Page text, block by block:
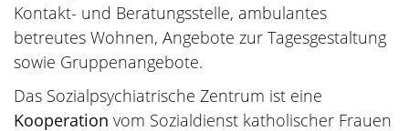
Kontakt- und Beratungsstelle, ambulantes
betreutes Wohnen, Angebote zur Tagesgestaltung
sowie Gruppenangebote.
Das Sozialpsychiatrische Zentrum ist eine
Kooperation vom Sozialdienst katholischer Frauen